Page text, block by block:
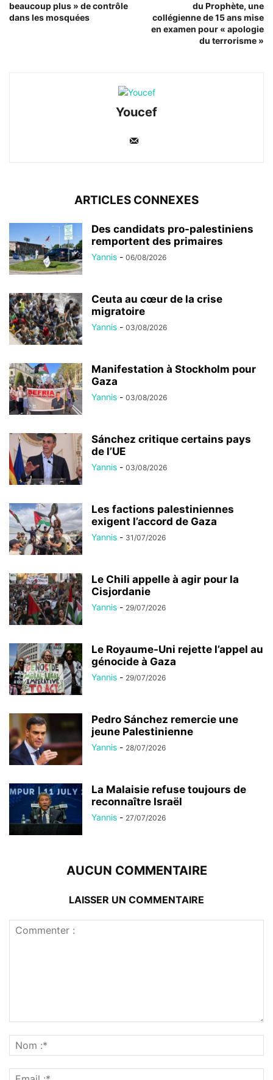
beaucoup plus » de contrôle
dans les mosquées
du Prophète, une
collégienne de 15 ans mise
en examen pour « apologie
du terrorisme »
Youcef
ARTICLES CONNEXES
Des candidats pro-palestiniens
remportent des primaires
Yannis - 06/08/2026
Ceuta au cœur de la crise
migratoire
Yannis - 03/08/2026
Manifestation à Stockholm pour
Gaza
Yannis - 03/08/2026
Sánchez critique certains pays
de l’UE
Yannis - 03/08/2026
Les factions palestiniennes
exigent l’accord de Gaza
Yannis - 31/07/2026
Le Chili appelle à agir pour la
Cisjordanie
Yannis - 29/07/2026
Le Royaume-Uni rejette l’appel au
génocide à Gaza
Yannis - 29/07/2026
Pedro Sánchez remercie une
jeune Palestinienne
Yannis - 28/07/2026
La Malaisie refuse toujours de
reconnaître Israël
Yannis - 27/07/2026
AUCUN COMMENTAIRE
LAISSER UN COMMENTAIRE